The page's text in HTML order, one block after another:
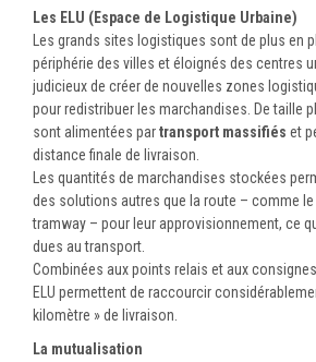
Les ELU (Espace de Logistique Urbaine)
Les grands sites logistiques sont de plus en
périphérie des villes et éloignés des centres
judicieux de créer de nouvelles zones
pour redistribuer les marchandises. De taille
sont alimentées partransport massifiés et
distance finale de livraison.
Les quantités de marchandises stockées
des solutions autres que la route – comme le
tramway – pour leur approvisionnement, ce
dues au transport.
Combinées aux points relais et aux
ELU permettent de raccourcir
kilomètre » de livraison.
La mutualisation